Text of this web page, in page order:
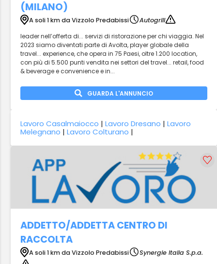
(MILANO)
A soli 1 km da Vizzolo Predabissi
Autogrill
leader nell’offerta di... servizi di ristorazione per chi viaggia. Nel
2023 siamo diventati parte di Avolta, player globale della
travel... experience, che opera in 75 Paesi, oltre 1.200 location,
con più di 5.500 punti vendita nei settori del travel... retail, food
& beverage e convenience e in...
GUARDA L'ANNUNCIO
Lavoro Casalmaiocco |Lavoro Dresano |Lavoro
Melegnano |Lavoro Colturano |
ADDETTO/ADDETTA CENTRO DI
RACCOLTA
A soli 1 km da Vizzolo Predabissi Synergie Italia S.p.a.